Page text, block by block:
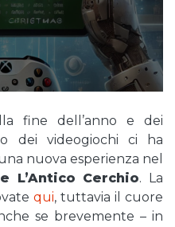
fine dell’anno e dei
dei videogiochi ci ha
nuova esperienza nel
L’Antico Cerchio. La
qui, tuttavia il cuore
se brevemente – in